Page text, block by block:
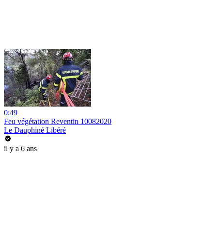
0:49
Feu végétation Reventin 10082020
Le Dauphiné Libéré
il y a 6 ans